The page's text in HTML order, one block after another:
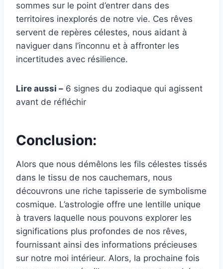
sommes sur le point d’entrer dans des
territoires inexplorés de notre vie. Ces rêves
servent de repères célestes, nous aidant à
naviguer dans l’inconnu et à affronter les
incertitudes avec résilience.
Lire aussi – 6 signes du zodiaque qui agissent
avant de réfléchir
Conclusion:
Alors que nous démêlons les fils célestes tissés
dans le tissu de nos cauchemars, nous
découvrons une riche tapisserie de symbolisme
cosmique. L’astrologie offre une lentille unique
à travers laquelle nous pouvons explorer les
significations plus profondes de nos rêves,
fournissant ainsi des informations précieuses
sur notre moi intérieur. Alors, la prochaine fois